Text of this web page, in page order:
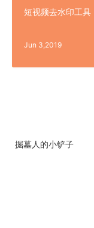
短视频去水印工具
Jun 3,2019
掘墓人的小铲子